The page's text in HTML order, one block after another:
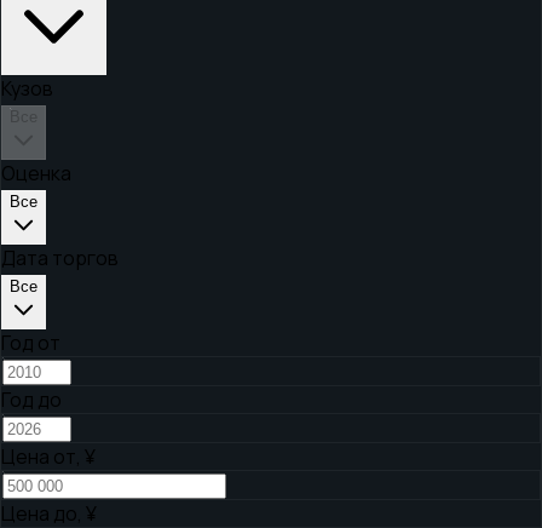
Кузов
Все
Оценка
Все
Дата торгов
Все
Год от
Год до
Цена от, ¥
Цена до, ¥